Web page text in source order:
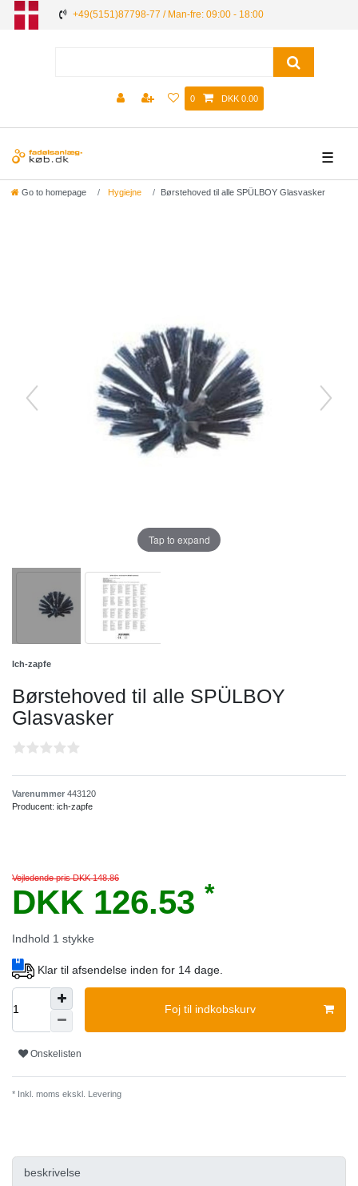
+49(5151)87798-77 / Man-fre: 09:00 - 18:00
0 DKK 0.00
☰
Go to homepage Hygiejne Børstehoved til alle SPÜLBOY Glasvasker
Tap to expand
Ich-zapfe
Børstehoved til alle SPÜLBOY
Glasvasker
Varenummer 443120
Producent: ich-zapfe
Vejledende pris DKK 148.86
DKK 126.53 *
Indhold 1 stykke
Klar til afsendelse inden for 14 dage.
Foj til indkobskurv
Onskelisten
* Inkl. moms ekskl. Levering
beskrivelse